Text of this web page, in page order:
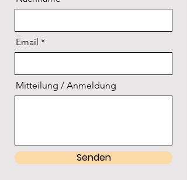
Email
Mitteilung / Anmeldung
Senden